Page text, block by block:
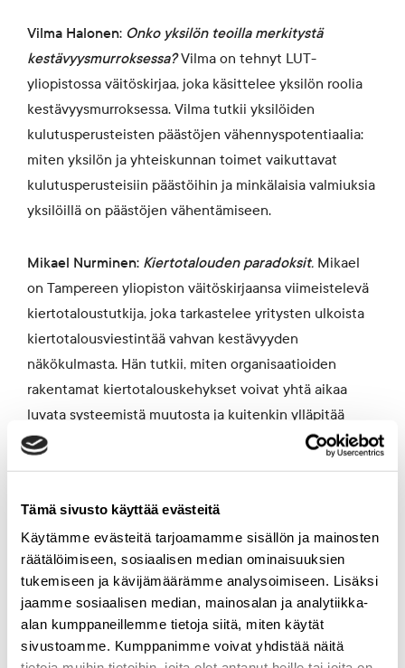
Tämä sivusto käyttää evästeitä
Käytämme evästeitä tarjoamamme sisällön ja mainosten
räätälöimiseen, sosiaalisen median ominaisuuksien
tukemiseen ja kävijämäärämme analysoimiseen. Lisäksi
jaamme sosiaalisen median, mainosalan ja analytiikka-
alan kumppaneillemme tietoja siitä, miten käytät
sivustoamme. Kumppanimme voivat yhdistää näitä
Vilma Halonen: Onko yksilön teoilla merkitystä
kestävyysmurroksessa?Vilma on tehnyt LUT-
yliopistossa väitöskirjaa, joka käsittelee yksilön roolia
kestävyysmurroksessa. Vilma tutkii yksilöiden
kulutusperusteisten päästöjen vähennyspotentiaalia:
miten yksilön ja yhteiskunnan toimet vaikuttavat
kulutusperusteisiin päästöihin ja minkälaisia valmiuksia
yksilöillä on päästöjen vähentämiseen.
Mikael Nurminen: Kiertotalouden paradoksit. Mikael
on Tampereen yliopiston väitöskirjaansa viimeistelevä
kiertotaloustutkija, joka tarkastelee yritysten ulkoista
kiertotalousviestintää vahvan kestävyyden
näkökulmasta. Hän tutkii, miten organisaatioiden
rakentamat kiertotalouskehykset voivat yhtä aikaa
luvata systeemistä muutosta ja kuitenkin ylläpitää
lineaarisen talousmallin rakenteita. Mikael on
merkityksiä ja niihin kytkeytyviä jännitteitä.
Katri Weckroth:Liha vastaan vege –
vastakkainasettelusta kestävämpään ruokakulttuuriin
Katri on markkinoinnin väitöskirjatutkija Tampereen
yliopistossa. Katri tutkii lihankulutuksen vähentämistä